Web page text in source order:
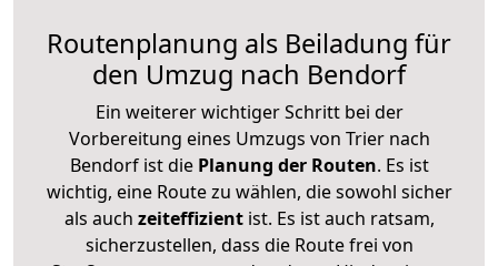
Routenplanung als Beiladung für
den Umzug nach Bendorf
Ein weiterer wichtiger Schritt bei der
Vorbereitung eines Umzugs von Trier nach
Bendorf ist diePlanung der Routen. Es ist
wichtig, eine Route zu wählen, die sowohl sicher
als auch zeiteffizientist. Es ist auch ratsam,
sicherzustellen, dass die Route frei von